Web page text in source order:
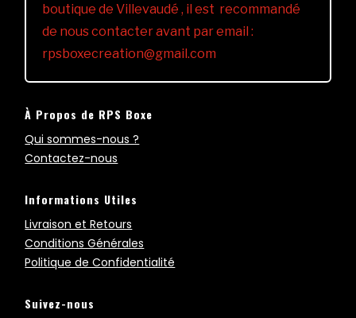
boutique de Villevaudé , il est recommandé
de nous contacter avant par email :
rpsboxecreation@gmail.com
À Propos de RPS Boxe
Qui sommes-nous ?
Contactez-nous
Informations Utiles
Livraison et Retours
Conditions Générales
Politique de Confidentialité
Suivez-nous